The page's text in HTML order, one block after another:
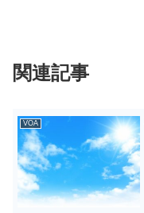
関連記事
VOA